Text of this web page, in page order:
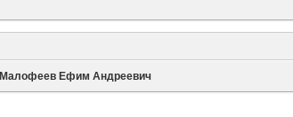
Малофеев Ефим Андреевич